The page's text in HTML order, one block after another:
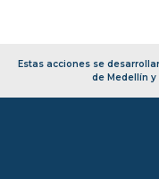
Estas acciones se
de Medellín